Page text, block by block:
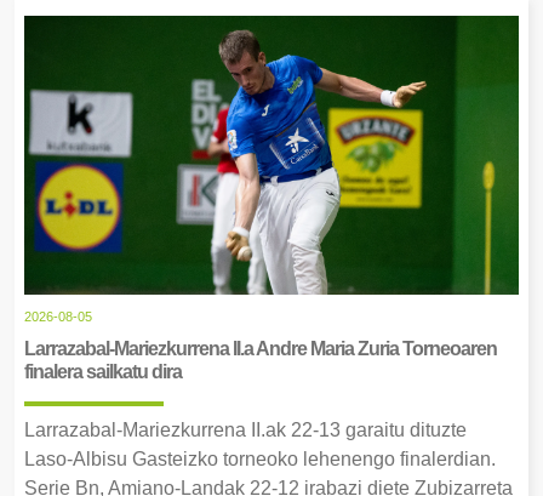
2026-08-05
Larrazabal-Mariezkurrena II.a Andre Maria Zuria Torneoaren
finalera sailkatu dira
Larrazabal-Mariezkurrena II.ak 22-13 garaitu dituzte
Laso-Albisu Gasteizko torneoko lehenengo finalerdian.
Serie Bn, Amiano-Landak 22-12 irabazi diete Zubizarreta